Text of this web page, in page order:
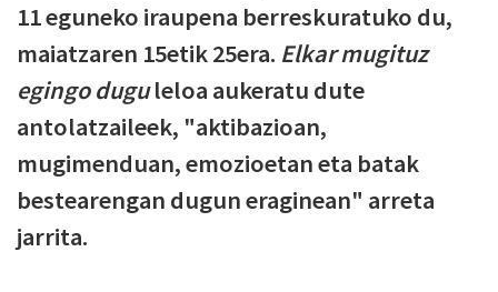
11 eguneko iraupena berreskuratuko du,
maiatzaren 15etik 25era. Elkar mugituz
egingo duguleloa aukeratu dute
antolatzaileek, "aktibazioan,
mugimenduan, emozioetan eta batak
bestearengan dugun eraginean" arreta
jarrita.